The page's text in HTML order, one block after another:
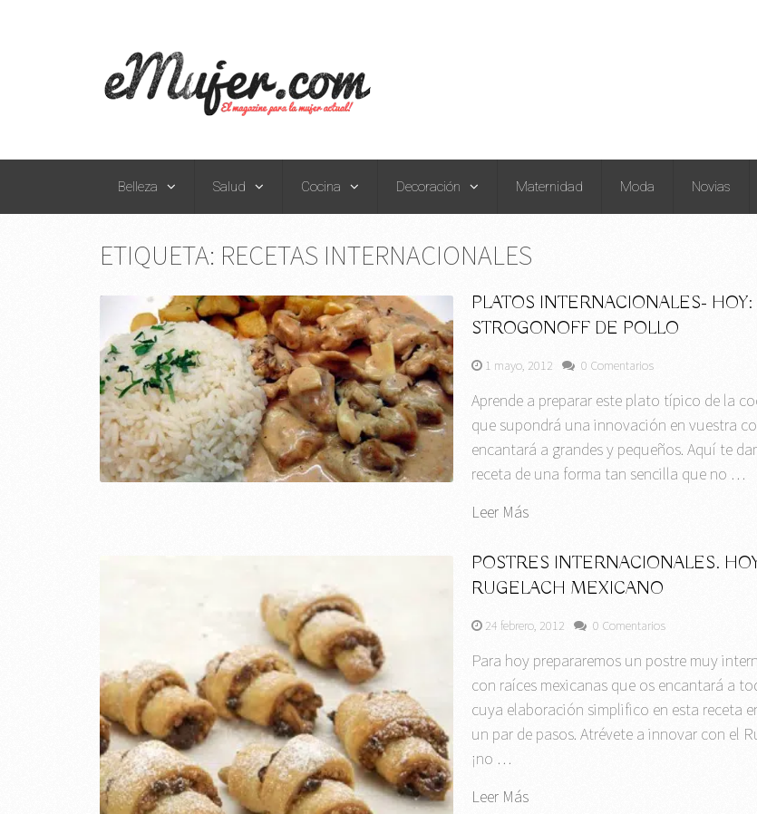
Belleza Salud Cocina Decoración Maternidad Moda Novias
ETIQUETA: RECETAS INTERNACIONALES
PLATOS INTERNACIONALES- HOY:
STROGONOFF DE POLLO
1 mayo, 2012 0 Comentarios
Aprende a preparar este plato típico de la
que supondrá una innovación en vuestra
encantará a grandes y pequeños. Aquí te
receta de una forma tan sencilla que no …
Leer Más
POSTRES INTERNACIONALES.
RUGELACH MEXICANO
24 febrero, 2012 0 Comentarios
Para hoy prepararemos un postre muy
con raíces mexicanas que os encantará a
cuya elaboración simplifico en esta receta
un par de pasos. Atrévete a innovar con el
¡no …
Leer Más